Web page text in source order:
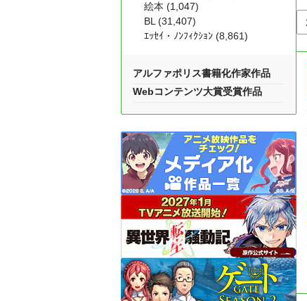
絵本 (1,047)
BL (31,407)
ｴｯｾｲ・ﾉﾝﾌｨｸｼｮﾝ (8,861)
アルファポリス書籍化作家作品
Webコンテンツ大賞受賞作品